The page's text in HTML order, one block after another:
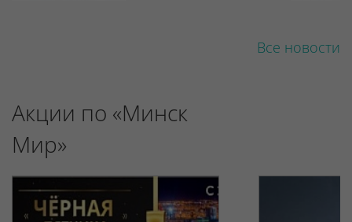
Все новости
Акции по «Минск
Мир»